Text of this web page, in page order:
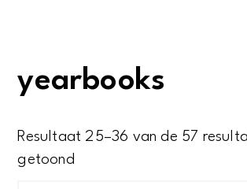
yearbooks
Resultaat 25–36 van de 57
getoond